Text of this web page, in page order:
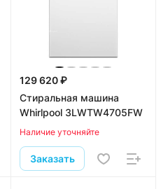
129 620 ₽
Стиральная машина
Whirlpool 3LWTW4705FW
Наличие уточняйте
Заказать